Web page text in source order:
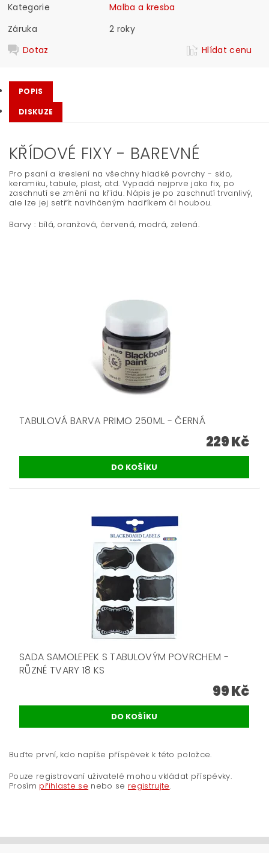
Kategorie
Malba a kresba
Záruka
2 roky
Dotaz
Hlídat cenu
POPIS
DISKUZE
KŘÍDOVÉ FIXY - BAREVNÉ
Pro psaní a kreslení na všechny hladké povrchy - sklo,
keramiku, tabule, plast, atd. Vypadá nejprve jako fix, po
zaschnutí se změní na křídu. Nápis je po zaschnutí trvanlivý,
ale lze jej setřít navlhčeným hadříkem či houbou.
Barvy : bílá, oranžová, červená, modrá, zelená.
TABULOVÁ BARVA PRIMO 250ML - ČERNÁ
229 Kč
SADA SAMOLEPEK S TABULOVÝM POVRCHEM -
RŮZNÉ TVARY 18 KS
99 Kč
Buďte první, kdo napíše příspěvek k této položce.
Pouze registrovaní uživatelé mohou vkládat příspěvky.
Prosím přihlaste se nebo se registrujte.